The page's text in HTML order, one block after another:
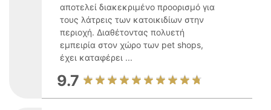
αποτελεί διακεκριμένο προορισμό για
τους λάτρεις των κατοικιδίων στην
περιοχή. Διαθέτοντας πολυετή
εμπειρία στον χώρο των pet shops,
έχει καταφέρει ...
9.7